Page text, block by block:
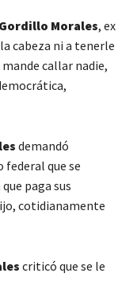
Morales, ex
cabeza ni a tenerle
callar nadie,
demandó
que se
paga sus
cotidianamente
criticó que se le